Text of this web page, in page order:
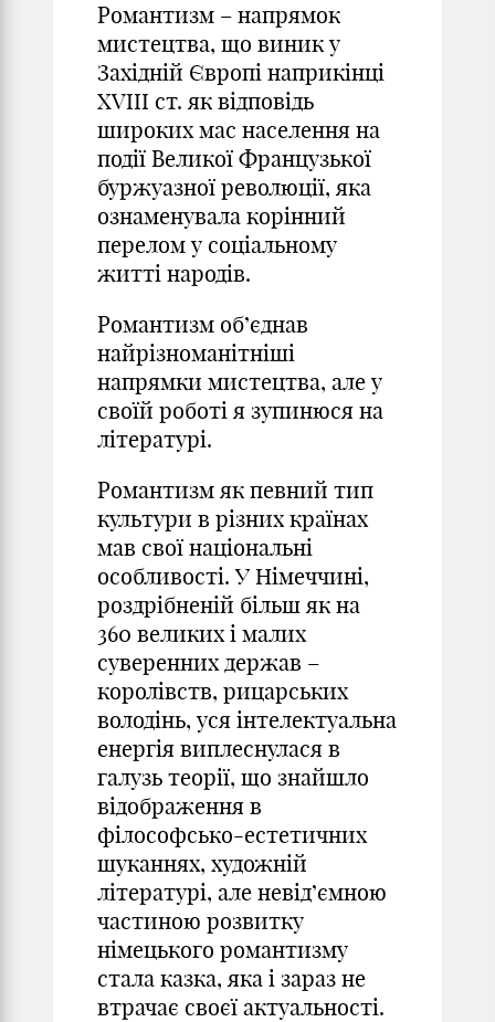
Романтизм – напрямок
мистецтва, що виник у
Західній Європі наприкінці
XVIII ст. як відповідь
широких мас населення на
події Великої Французької
буржуазної революції, яка
ознаменувала корінний
перелом у соціальному
житті народів.
Романтизм об’єднав
найрізноманітніші
напрямки мистецтва, але у
своїй роботі я зупинюся на
літературі.
Романтизм як певний тип
культури в різних країнах
мав свої національні
особливості. У Німеччині,
роздрібненій більш як на
360 великих і малих
суверенних держав –
королівств, рицарських
володінь, уся інтелектуальна
енергія виплеснулася в
галузь теорії, що знайшло
відображення в
філософсько-естетичних
шуканнях, художній
літературі, але невід’ємною
частиною розвитку
німецького романтизму
стала казка, яка і зараз не
втрачає своєї актуальності.